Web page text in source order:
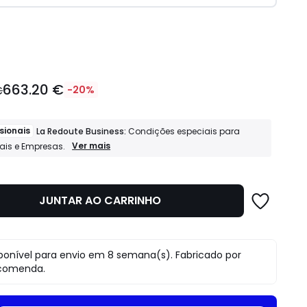
663.20 € -20%
La Redoute Business:Condições especiais para
e Empresas.
Profissionais
especiais
para
Empresas.
Ver mais
JUNTAR AO CARRINHO
para envio em 8 semana(s). Fabricado por